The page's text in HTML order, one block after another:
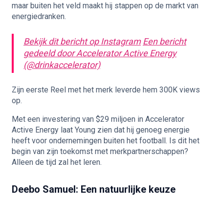
maar buiten het veld maakt hij stappen op de markt van
energiedranken.
Bekijk dit bericht op Instagram Een bericht
gedeeld door Accelerator Active Energy
(@drinkaccelerator)
Zijn eerste Reel met het merk leverde hem 300K views
op.
Met een investering van $29 miljoen in Accelerator
Active Energy laat Young zien dat hij genoeg energie
heeft voor ondernemingen buiten het football. Is dit het
begin van zijn toekomst met merkpartnerschappen?
Alleen de tijd zal het leren.
Deebo Samuel: Een natuurlijke keuze